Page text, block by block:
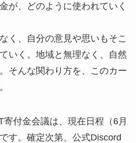
が、どのように使われていく
く、自分の意見や思いもそこ
いく。地域と無理なく、自然
そんな関わり方を、このカー
付金会議は、現在日程（6月
す。確定次第、公式Discord